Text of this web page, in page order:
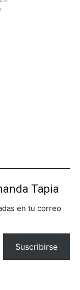
Tapia
en tu correo
Suscribirse